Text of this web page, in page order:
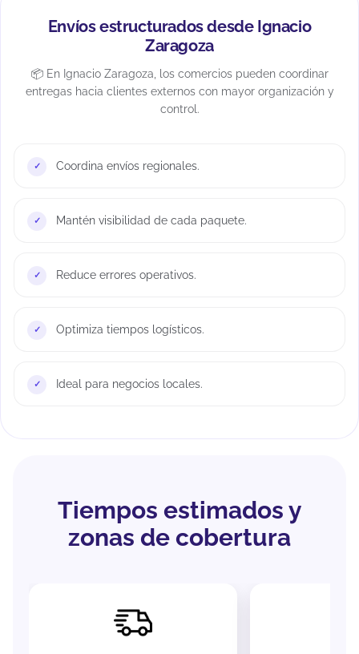
Envíos estructurados desde Ignacio
Zaragoza
📦 En Ignacio Zaragoza, los comercios pueden coordinar
entregas hacia clientes externos con mayor organización y
control.
Coordina envíos regionales.
Mantén visibilidad de cada paquete.
Reduce errores operativos.
Optimiza tiempos logísticos.
Ideal para negocios locales.
Tiempos estimados y
zonas de cobertura